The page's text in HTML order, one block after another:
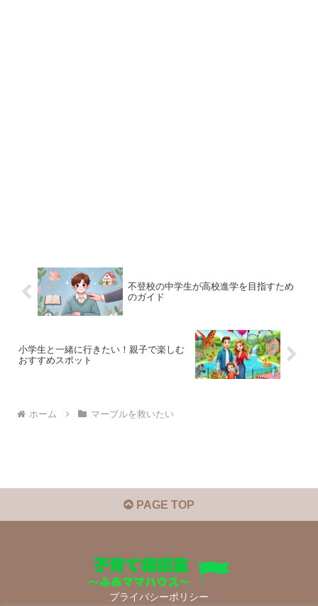
不登校の中学生が高校進学を目指すため
のガイド
小学生と一緒に行きたい！親子で楽しむ
おすすめスポット
ホーム マーブルを救いたい
PAGE TOP
プライバシーポリシー